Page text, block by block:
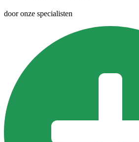
door onze specialisten